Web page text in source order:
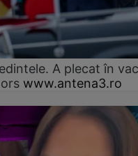
A plecat în
www.antena3.ro